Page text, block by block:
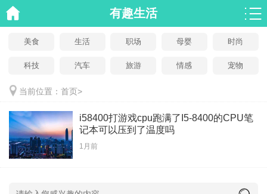
有趣生活
美食 生活 职场 母婴 时尚
科技 汽车 旅游 情感 宠物
当前位置： 首页>
i58400打游戏cpu跑满了I5-8400的CPU笔
记本可以压到了温度吗
1月前